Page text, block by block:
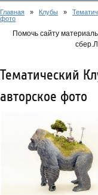
Форум
Главная » Клубы »
фото
Помочь сайту
Тематический
авторское фото